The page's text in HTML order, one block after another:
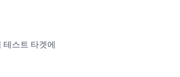
테스트 타겟에